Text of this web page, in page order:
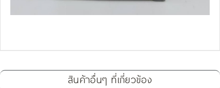
สินค้าอื่นๆ ที่เกี่ยวข้อง